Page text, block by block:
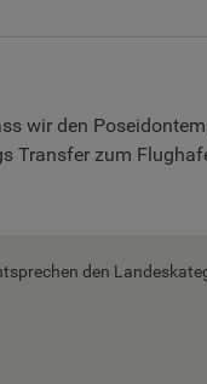
wir den
Transfer zum
den